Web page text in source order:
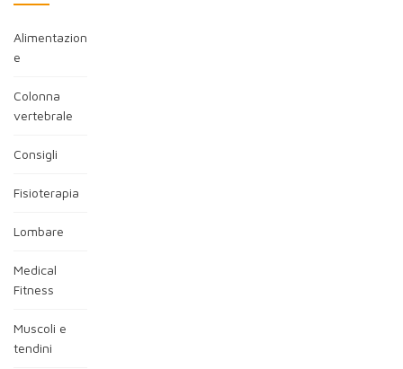
Alimentazion
e
Colonna
vertebrale
Consigli
Fisioterapia
Lombare
Medical
Fitness
Muscoli e
tendini